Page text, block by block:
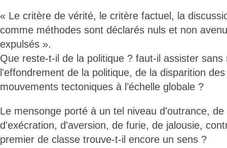
« Le critère de vérité, le critère factuel, la
comme méthodes sont déclarés nuls et non
expulsés ».
Que reste-t-il de la politique ? faut-il assister sans
l'effondrement de la politique, de la disparition
mouvements tectoniques à l’échelle globale ?
Le mensonge porté à un tel niveau d'outrance,
d'exécration, d'aversion, de furie, de jalousie,
premier de classe trouve-t-il encore un sens ?